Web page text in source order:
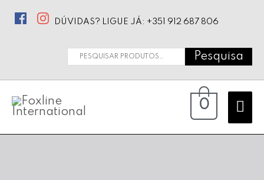
DÚVIDAS? LIGUE JÁ: +351 912 687 806
Pesquisar
Pesquisa
0